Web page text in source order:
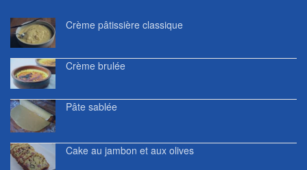
Crème pâtissière classique
Crème brulée
Pâte sablée
Cake au jambon et aux olives